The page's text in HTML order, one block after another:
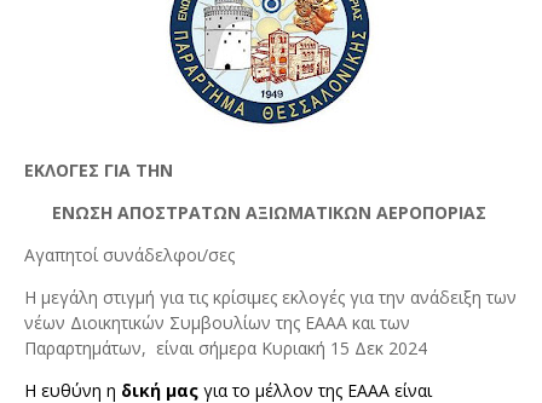
ΕΚΛΟΓΕΣ ΓΙΑ ΤΗΝ
ΕΝΩΣΗ ΑΠΟΣΤΡΑΤΩΝ ΑΞΙΩΜΑΤΙΚΩΝ ΑΕΡΟΠΟΡΙΑΣ
Αγαπητοί συνάδελφοι/σες
Η μεγάλη στιγμή για τις κρίσιμες εκλογές για την ανάδειξη των
νέων Διοικητικών Συμβουλίων της ΕΑΑΑ και των
Παραρτημάτων, είναι σήμερα Κυριακή 15 Δεκ 2024
Η ευθύνη η δική μας για το μέλλον της ΕΑΑΑ είναι